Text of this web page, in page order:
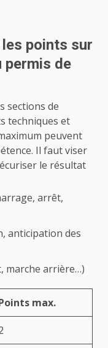
les points sur
permis de
sections de
techniques et
peuvent
Il faut viser
le résultat
arrêt,
anticipation des
marche arrière…)
max.